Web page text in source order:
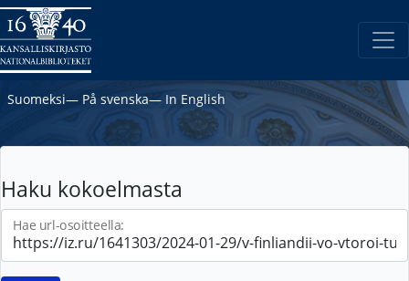
Suomeksi― På svenska― In English
Haku kokoelmasta
Hae url-osoitteella: